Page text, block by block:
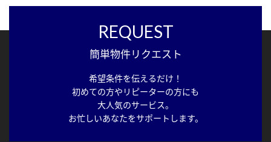
REQUEST
簡単物件リクエスト
希望条件を伝えるだけ！
初めての方やリピーターの方にも
大人気のサービス。
お忙しいあなたをサポートします。